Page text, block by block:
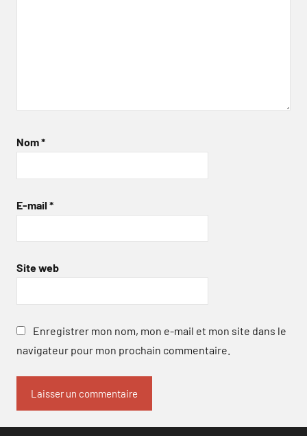
Nom*
E-mail *
Site web
Enregistrer mon nom, mon e-mail et mon site dans le
navigateur pour mon prochain commentaire.